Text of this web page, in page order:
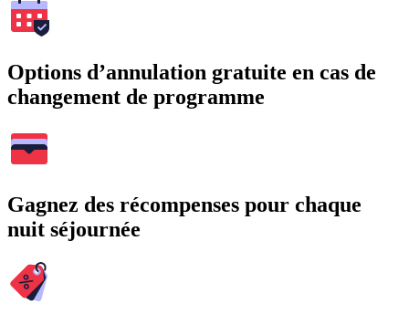
Options d’annulation gratuite en cas de
changement de programme
Gagnez des récompenses pour chaque
nuit séjournée